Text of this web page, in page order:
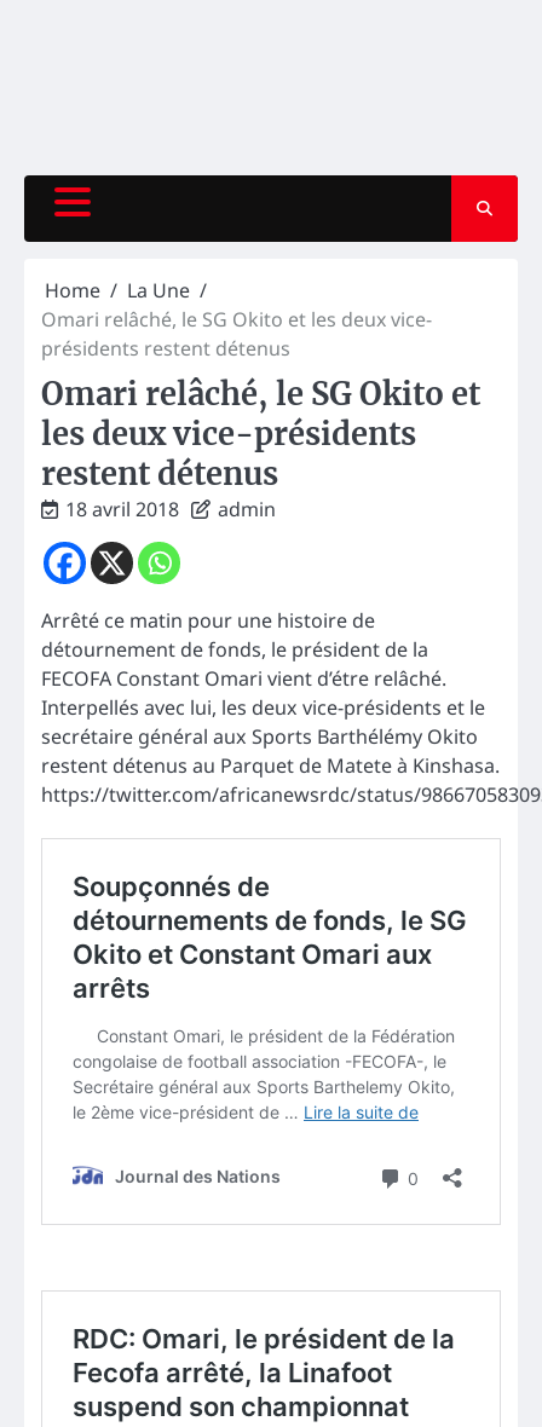
Home
La Une
Omari relâché, le SG Okito et les deux vice-
présidents restent détenus
Omari relâché, le SG Okito et
les deux vice-présidents
restent détenus
18 avril 2018 admin
Arrêté ce matin pour une histoire de
détournement de fonds, le président de la
FECOFA Constant Omari vient d’étre relâché.
Interpellés avec lui, les deux vice-présidents et le
secrétaire général aux Sports Barthélémy Okito
restent détenus au Parquet de Matete à Kinshasa.
https://twitter.com/africanewsrdc/status/